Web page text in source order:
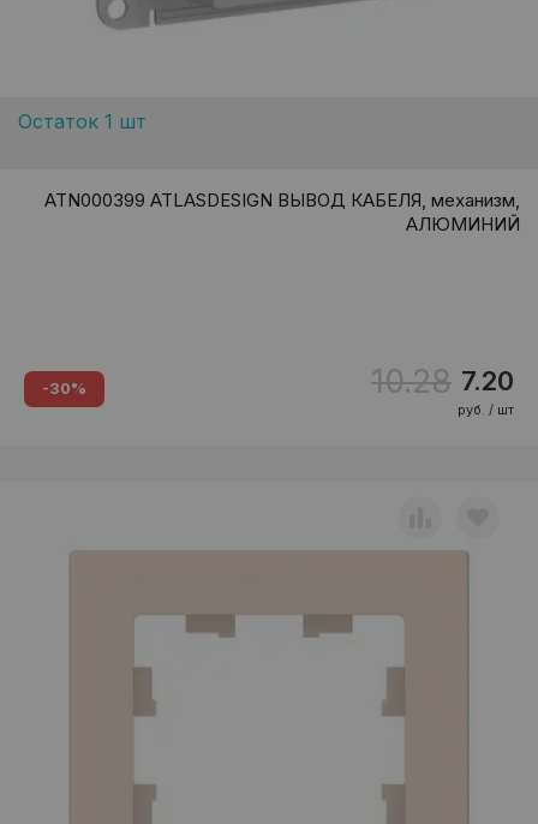
Остаток 1 шт
ATN000399 ATLASDESIGN ВЫВОД КАБЕЛЯ, механизм,
АЛЮМИНИЙ
-30% 10.28 7.20
руб. / шт